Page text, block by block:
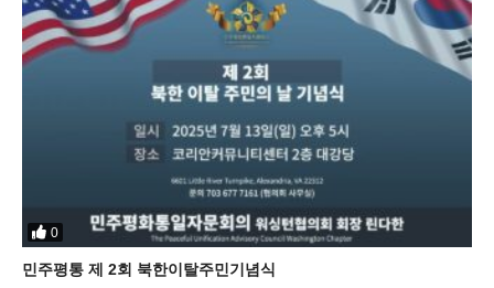
0
민주평통 제 2회 북한이탈주민기념식